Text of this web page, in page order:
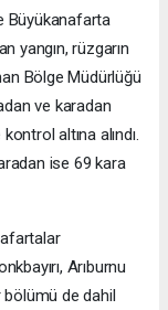
Büyükanafarta
yangın, rüzgarın
Bölge Müdürlüğü
ve karadan
altına alındı.
ise 69 kara
Arıburnu
bölümü de dahil